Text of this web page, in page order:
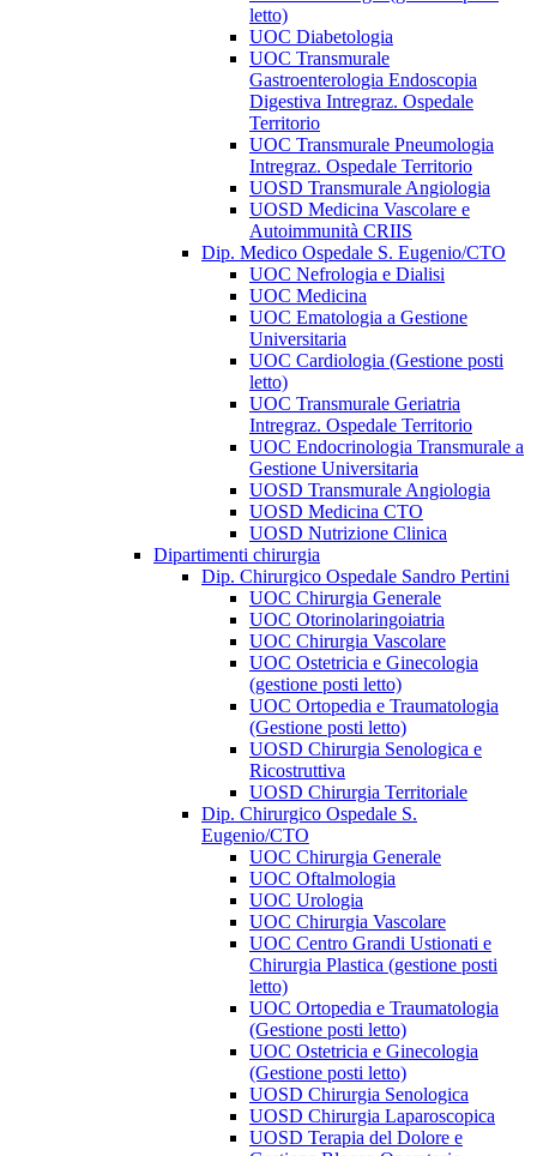
letto)
UOC Diabetologia
UOC Transmurale
Gastroenterologia Endoscopia
Digestiva Intregraz. Ospedale
Territorio
UOC Transmurale Pneumologia
Intregraz. Ospedale Territorio
UOSD Transmurale Angiologia
UOSD Medicina Vascolare e
Autoimmunità CRIIS
Dip. Medico Ospedale S. Eugenio/CTO
UOC Nefrologia e Dialisi
UOC Medicina
UOC Ematologia a Gestione
Universitaria
UOC Cardiologia (Gestione posti
letto)
UOC Transmurale Geriatria
Intregraz. Ospedale Territorio
UOC Endocrinologia Transmurale a
Gestione Universitaria
UOSD Transmurale Angiologia
UOSD Medicina CTO
UOSD Nutrizione Clinica
Dipartimenti chirurgia
Dip. Chirurgico Ospedale Sandro Pertini
UOC Chirurgia Generale
UOC Otorinolaringoiatria
UOC Chirurgia Vascolare
UOC Ostetricia e Ginecologia
(gestione posti letto)
UOC Ortopedia e Traumatologia
(Gestione posti letto)
UOSD Chirurgia Senologica e
Ricostruttiva
UOSD Chirurgia Territoriale
Dip. Chirurgico Ospedale S.
Eugenio/CTO
UOC Chirurgia Generale
UOC Oftalmologia
UOC Urologia
UOC Chirurgia Vascolare
UOC Centro Grandi Ustionati e
Chirurgia Plastica (gestione posti
letto)
UOC Ortopedia e Traumatologia
(Gestione posti letto)
UOC Ostetricia e Ginecologia
(Gestione posti letto)
UOSD Chirurgia Senologica
UOSD Chirurgia Laparoscopica
UOSD Terapia del Dolore e